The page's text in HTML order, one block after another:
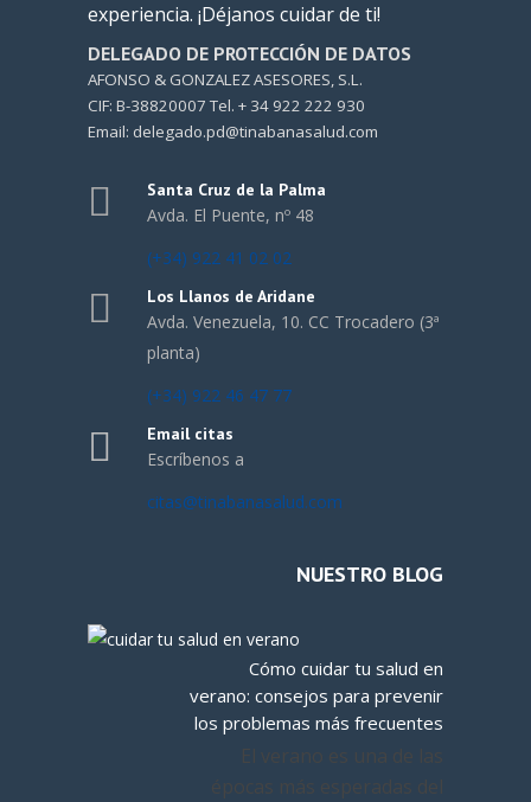
experiencia. ¡Déjanos cuidar de ti!
DELEGADO DE PROTECCIÓN DE DATOS
AFONSO & GONZALEZ ASESORES, S.L.
CIF: B-38820007 Tel. + 34 922 222 930
Email: delegado.pd@tinabanasalud.com
Santa Cruz de la Palma
Avda. El Puente, nº 48
(+34) 922 41 02 02
Los Llanos de Aridane
Avda. Venezuela, 10. CC Trocadero (3ª
planta)
(+34) 922 46 47 77
Email citas
Escríbenos a
citas@tinabanasalud.com
NUESTRO BLOG
Cómo cuidar tu salud en
verano: consejos para prevenir
los problemas más frecuentes
El verano es una de las
épocas más esperadas del